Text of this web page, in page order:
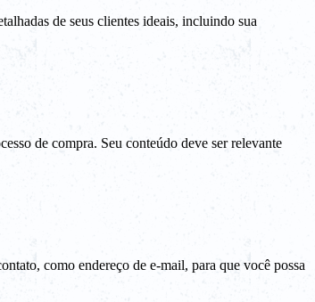
de seus clientes ideais, incluindo sua
de compra. Seu conteúdo deve ser relevante
como endereço de e-mail, para que você possa